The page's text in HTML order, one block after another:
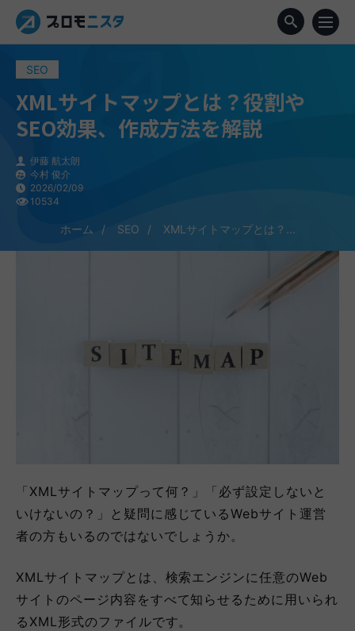
SEO
XMLサイトマップとは？役割や
SEO効果、作成方法を解説
伊藤 航太朗
今村 俊介
2026/02/09
10534
ホーム SEO XMLサイトマップとは？...
「XMLサイトマップって何？」「必ず設定しないと
いけないの？」と疑問に感じているWebサイト運営
者の方もいるのではないでしょうか。
XMLサイトマップとは、検索エンジンに任意のWeb
サイトのページ内容をすべて知らせるために用いられ
るXML形式のファイルです。